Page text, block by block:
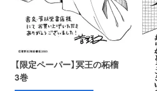
【限定ペーパー】冥王の柘榴
3巻